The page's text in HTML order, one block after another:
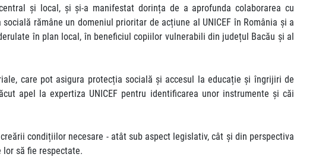
și local, și și-a manifestat dorința de a aprofunda colaborarea cu
rămâne un domeniul prioritar de acțiune al UNICEF în România și a
în plan local, în beneficiul copiilor vulnerabili din județul Bacău și al
care pot asigura protecția socială și accesul la educație și îngrijiri de
apel la expertiza UNICEF pentru identificarea unor instrumente și căi
condițiilor necesare - atât sub aspect legislativ, cât și din perspectiva
să fie respectate.